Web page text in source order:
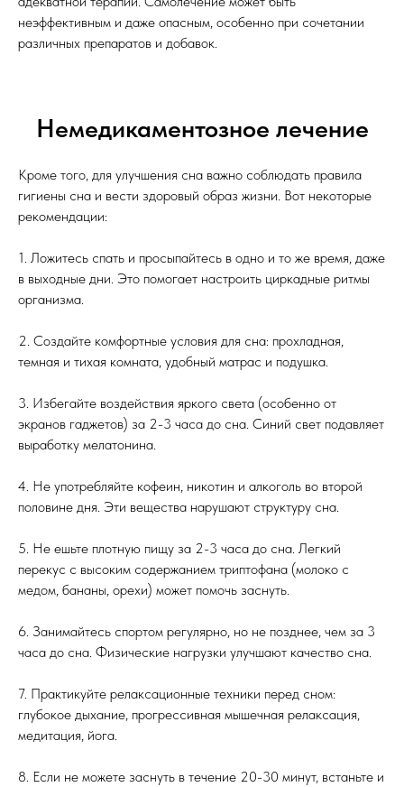
неэффективным и даже опасным, особенно при сочетании
различных препаратов и добавок.
Немедикаментозное лечение
Кроме того, для улучшения сна важно соблюдать правила
гигиены сна и вести здоровый образ жизни. Вот некоторые
рекомендации:
1. Ложитесь спать и просыпайтесь в одно и то же время, даже
в выходные дни. Это помогает настроить циркадные ритмы
организма.
2. Создайте комфортные условия для сна: прохладная,
темная и тихая комната, удобный матрас и подушка.
3. Избегайте воздействия яркого света (особенно от
экранов гаджетов) за 2-3 часа до сна. Синий свет подавляет
выработку мелатонина.
4. Не употребляйте кофеин, никотин и алкоголь во второй
половине дня. Эти вещества нарушают структуру сна.
5. Не ешьте плотную пищу за 2-3 часа до сна. Легкий
перекус с высоким содержанием триптофана (молоко с
медом, бананы, орехи) может помочь заснуть.
6. Занимайтесь спортом регулярно, но не позднее, чем за 3
часа до сна. Физические нагрузки улучшают качество сна.
7. Практикуйте релаксационные техники перед сном:
глубокое дыхание, прогрессивная мышечная релаксация,
медитация, йога.
8. Если не можете заснуть в течение 20-30 минут, встаньте и